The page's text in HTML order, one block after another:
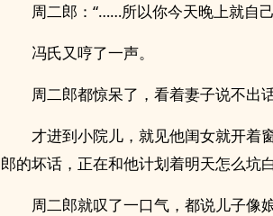
周二郎：“……所以你今天晚上就自
冯氏又哼了一声。
周二郎都惊呆了，看着妻子说不出
才进到小院儿，就见他闺女就开着
郎的坏话，正在和他计划着明天怎么坑白
周二郎就叹了一口气，都说儿子像